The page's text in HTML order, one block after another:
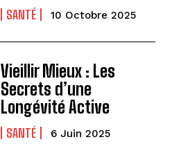
SANTÉ 10 Octobre 2025
Vieillir Mieux : Les
Secrets d’une
Longévité Active
SANTÉ 6 Juin 2025